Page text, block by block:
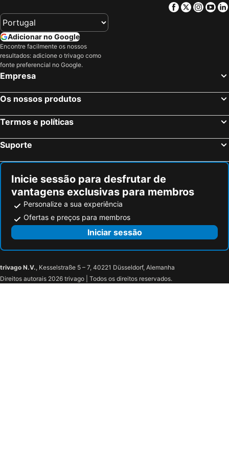
Facebook
Twitter
Adicionar no Google
Encontre facilmente os nossos
resultados: adicione o trivago como
fonte preferencial no Google.
Empresa
Os nossos produtos
Termos e políticas
Suporte
Inicie sessão para desfrutar de
vantagens exclusivas para membros
Personalize a sua experiência
Ofertas e preços para membros
Iniciar sessão
trivago N.V., Kesselstraße 5 – 7, 40221 Düsseldorf, Alemanha
Direitos autorais 2026 trivago | Todos os direitos reservados.